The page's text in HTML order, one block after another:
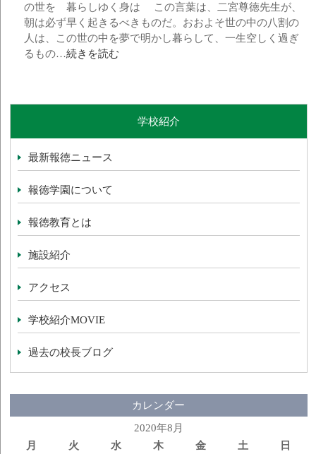
の世を 暮らしゆく身は この言葉は、二宮尊徳先生が、
朝は必ず早く起きるべきものだ。おおよそ世の中の八割の
人は、この世の中を夢で明かし暮らして、一生空しく過ぎ
るもの…続きを読む
学校紹介
最新報徳ニュース
報徳学園について
報徳教育とは
施設紹介
アクセス
学校紹介MOVIE
過去の校長ブログ
カレンダー
2020年8月
月
火 水 木 金 土 日